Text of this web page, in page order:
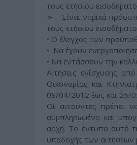
τους ετήσιου
➢ Είναι νομικά
τους ετήσιου
• Ο έλεγχος των
• Να έχουν
• Να εντάσσουν την
Αιτήσεις ενίσχυσης
Οικονομίας και
09/04/2012 έως και 25/
Οι αιτούντες πρέπει
συμπληρωμένο και
αρχή. Το έντυπο αυτό
υποδοχής των